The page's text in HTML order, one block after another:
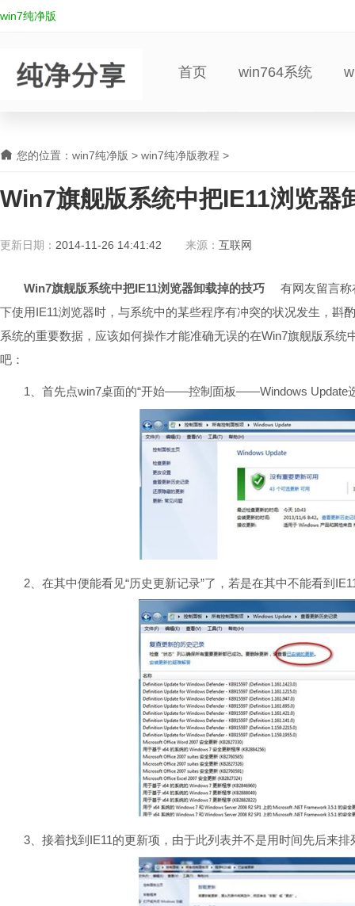
win7纯净版
首页 win764系统
您的位置： win7纯净版 > win7纯净版教程 >
Win7旗舰版系统中把IE11浏览器
更新日期： 2014-11-26 14:41:42 来源： 互联网
Win7旗舰版系统中把IE11浏览器卸载掉的技巧 有网友留言称
下使用IE11浏览器时，与系统中的某些程序有冲突的状况发生，斟
系统的重要数据，应该如何操作才能准确无误的在Win7旗舰版系
吧：
1、首先点win7桌面的“开始——控制面板——Windows Update选
2、在其中便能看见“历史更新记录”了，若是在其中不能看到
3、接着找到IE11的更新项，由于此列表并不是用时间先后来排